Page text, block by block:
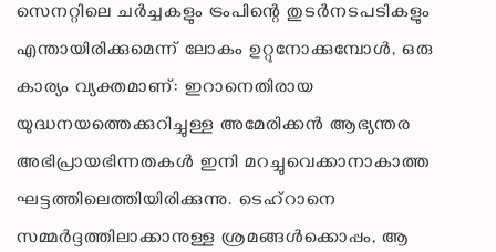
സെനറ്റിലെ ചർച്ചകളും ട്രംപിന്റെ തുടർനടപടികളും
എന്തായിരിക്കുമെന്ന് ലോകം ഉറ്റുനോക്കുമ്പോൾ, ഒരു
കാര്യം വ്യക്തമാണ്: ഇറാനെതിരായ
യുദ്ധനയത്തെക്കുറിച്ചുള്ള അമേരിക്കൻ ആഭ്യന്തര
അഭിപ്രായഭിന്നതകൾ ഇനി മറച്ചുവെക്കാനാകാത്ത
ഘട്ടത്തിലെത്തിയിരിക്കുന്നു. ടെഹ്റാനെ
സമ്മർദ്ദത്തിലാക്കാനുള്ള ശ്രമങ്ങൾക്കൊപ്പം, ആ